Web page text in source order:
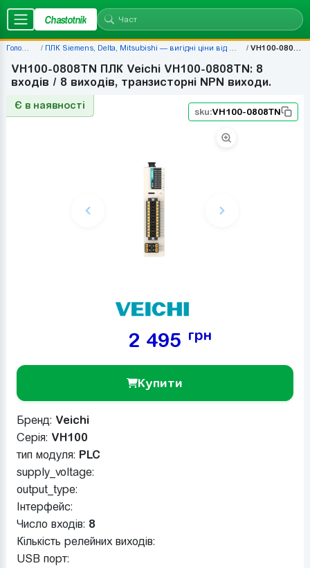
Chastotnik
Головна ПЛК Siemens, Delta, Mitsubishi — вигідні ціни від 677 грн VH100-0808TN
VH100-0808TN ПЛК Veichi VH100-0808TN: 8
входів / 8 виходів, транзисторні NPN виходи.
Є в наявності
sku:VH100-0808TN
2 495 грн
Купити
Бренд: Veichi
Серія: VH100
тип модуля: PLC
supply_voltage:
output_type:
Інтерфейс:
Число входів: 8
Кількість релейних виходів:
USB порт: